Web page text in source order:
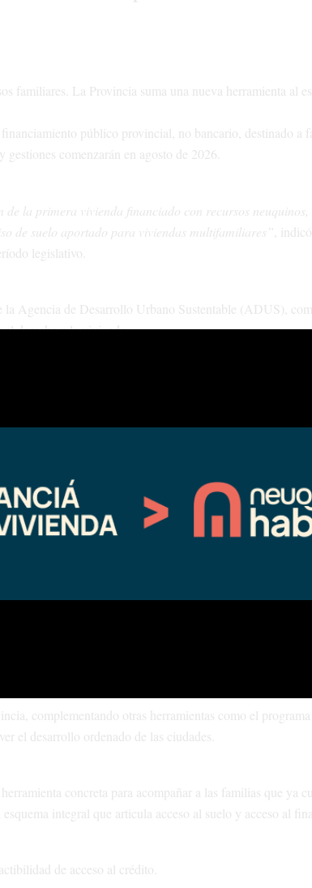
familiares. La Provincia suma una nueva herramienta al
público provincial, no bancario, destinado a
comenzarán en agosto de 2026.
la primera vivienda financiado con recursos neuquinos,
de suelo aportado para viviendas multifamiliares” ,
legislativo.
Agencia de Desarrollo Urbano Sustentable (ADUS),
el derecho a la vivienda.
no bancario, con un diseño de cuota que no podrá
sostenibles y evitar el sobreendeudamiento.
previa y que proyecten construir su hogar único y
hipoteca, además de estar inscriptos en Ru.Pro.Vi.
para quienes tienen capacidad de pago, pero hoy
se presentó la línea de crédito Hogar Rural
cuatro millones de dólares:
política”, afirmó.
complementando otras herramientas como el
el desarrollo ordenado de las ciudades.
concreta para acompañar a las familias que ya
integral que articula acceso al suelo y acceso al
de acceso al crédito.